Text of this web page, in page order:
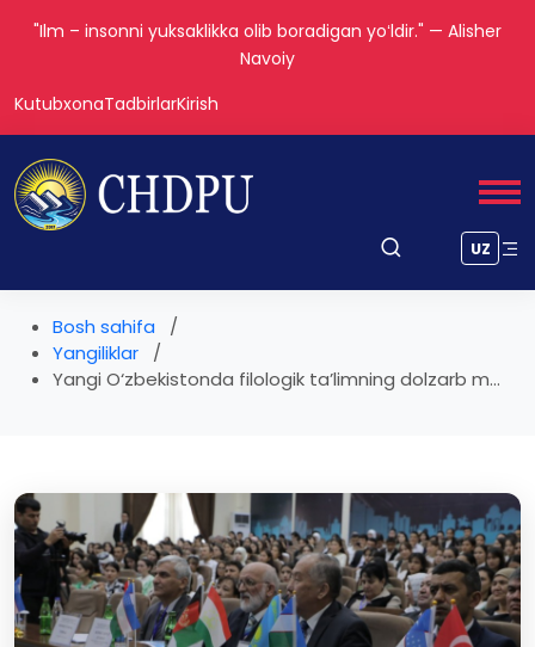
"Aql – insonni inson qiladigan eng katta boylikdir." — Forobiy
Yangiliklar
Yangi O‘zbekistonda filologik ta’limning dolzarb m...